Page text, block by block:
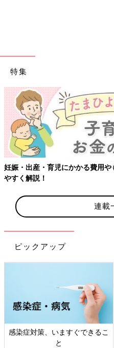
特集
助金・助成金をわかり 【ワ
連載
ピックアップ
しものときの」赤ちゃん・
家族の防災
日